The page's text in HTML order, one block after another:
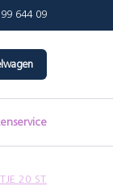
644 09
20 ST.